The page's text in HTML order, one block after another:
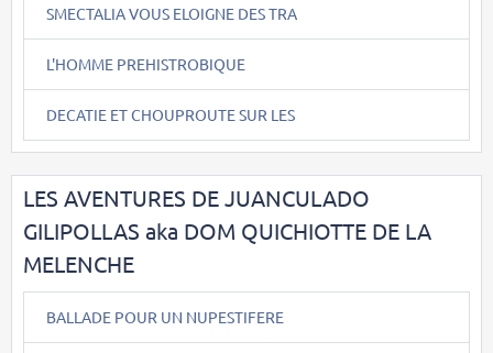
SMECTALIA VOUS ELOIGNE DES TRA
L'HOMME PREHISTROBIQUE
DECATIE ET CHOUPROUTE SUR LES
LES AVENTURES DE JUANCULADO
GILIPOLLAS aka DOM QUICHIOTTE DE LA
MELENCHE
BALLADE POUR UN NUPESTIFERE